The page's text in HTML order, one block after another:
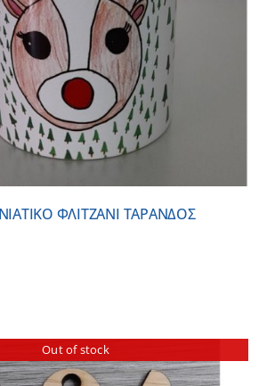
ΦΛΙΤΖΑΝΙ ΤΑΡΑΝΔΟΣ
Out of stock